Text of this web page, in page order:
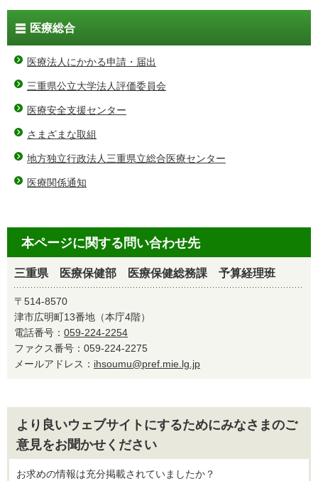
医療総合
医療法人にかかる申請・届出
三重県公立大学法人評価委員会
医療安全支援センター
さまざまな取組
地方独立行政法人三重県立総合医療センター
医療関係通知
本ページに関する問い合わせ先
三重県 医療保健部 医療保健総務課 予算経理班
〒514-8570
津市広明町13番地（本庁4階）
電話番号： 059-224-2254
ファクス番号：059-224-2275
メールアドレス： ihsoumu@pref.mie.lg.jp
より良いウェブサイトにするためにみなさまのご
意見をお聞かせください
お求めの情報は充分掲載されていましたか？